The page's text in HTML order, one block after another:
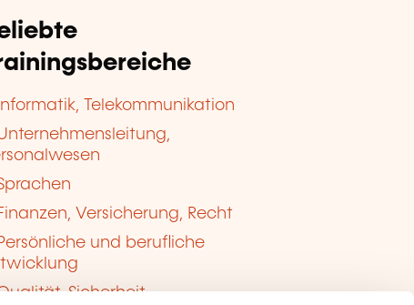
Informatik, Telekommunikation
Versicherung, Recht
und berufliche
Sicherheit